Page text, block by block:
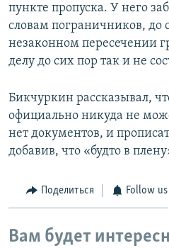
пункте пропуска. У него
словам пограничников, до
незаконном пересечении
делу до сих пор так и не
Бикчуркин рассказывал,
официально никуда не
нет документов, и
добавив, что «будто в
Поделиться Follow us
Вам будет